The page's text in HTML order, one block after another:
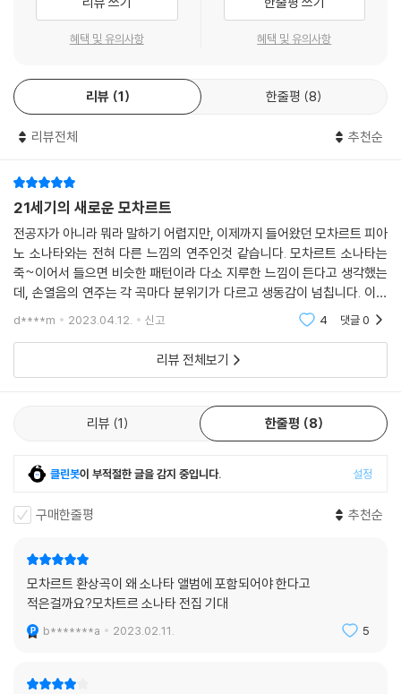
혜택 및 유의사항 혜택 및 유의사항
리뷰 1 한줄평 8
리뷰전체 추천순
21세기의 새로운 모차르트
전공자가 아니라 뭐라 말하기 어렵지만, 이제까지 들어왔던 모차르트 피아
노 소나타와는 전혀 다른 느낌의 연주인것 같습니다. 모차르트 소나타는
죽~이어서 들으면 비슷한 패턴이라 다소 지루한 느낌이 든다고 생각했는
데, 손열음의 연주는 각 곡마다 분위기가 다르고 생동감이 넘칩니다. 이전
의 고전적인? 연주와는 색다른 느낌의 21세기적인 해석이라고 하고 싶어
d****m 2023.04.12. 신고 4 댓글0
리뷰 전체보기
리뷰 1 한줄평 8
클린봇이 부적절한 글을 감지 중입니다. 설정
구매한줄평 추천순
모차르트 환상곡이 왜 소나타 앨범에 포함되어야 한다고
적은걸까요?모차트르 소나타 전집 기대
b*******a 2023.02.11. 5